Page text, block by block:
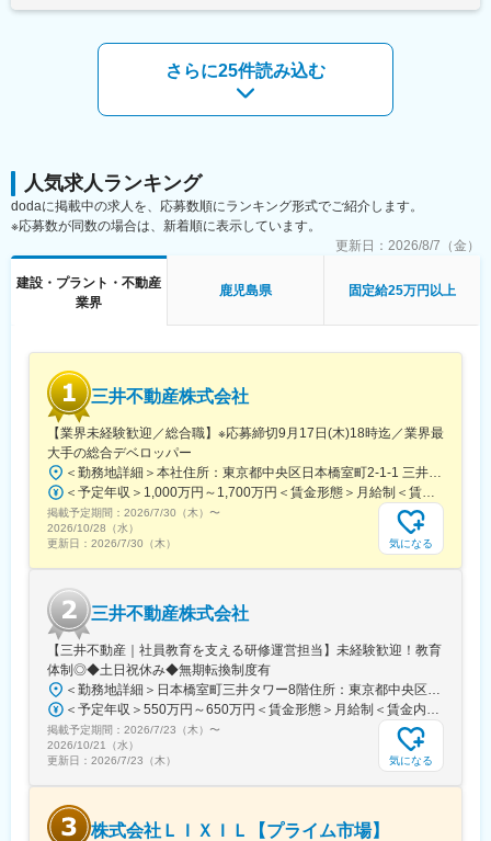
ニーズを第一に考えた設計と、長年培った技術による安心・丁寧
実」をモットーに、施工後のアフターサービスまで責任を持って
対応し、地域からの信頼を積み重ねています。
変更の範囲：会社の定める業務
・マンション：Ko Olina Yanagimaru、MIYAZAKI MIDTOWN
・商業施設：シルバーバック 宮崎昭栄店、ナフコ北都城店
変更の範囲：会社の定める業務
さらに25件読み込む
人気求人ランキング
dodaに掲載中の求人を、応募数順にランキング形式でご紹介します。
※応募数が同数の場合は、新着順に表示しています。
更新日： 2026/8/7（金）
建設・プラント・不動産
業界
鹿児島県 固定給25万円以上
三井不動産株式会社
【業界未経験歓迎／総合職】※応募締切9月17日(木)18時迄／業界最
大手の総合デベロッパー
＜勤務地詳細＞本社住所：東京都中央区日本橋室町2-1-1 三井本館勤務地最寄駅：東京メトロ銀座線・半蔵門線／三越前駅受動喫煙対策：屋内全面禁煙変更の範囲：会社の定める事業所（リモートワーク含む）
＜予定年収＞1,000万円～1,700万円＜賃金形態＞月給制＜賃金内訳＞月額（基本給）：470,000円～800,000円＜月給＞470,000円～800,000円＜昇給有無＞有＜残業手当＞有＜給与補足＞※経験に応ず※上記年収は基礎給与・賞与（2回）を含む。時間外勤務手当・諸手当別途支給。※あくまでモデルケースであり、実際の年収とは異なる可能性があります。処遇条件の詳細は内定後のオファー面談にてご説明いたします。賃金はあくまでも目安の金額であり、選考を通じて上下する可能性があります。月給(月額)は固定手当を含めた表記です。
掲載予定期間： 2026/7/30（木） 〜
2026/10/28（水）
更新日： 2026/7/30（木） 気になる
三井不動産株式会社
【三井不動産｜社員教育を支える研修運営担当】未経験歓迎！教育
体制◎◆土日祝休み◆無期転換制度有
＜勤務地詳細＞日本橋室町三井タワー8階住所：東京都中央区日本橋室町3-2-1 日本橋室町三井タワー8階受動喫煙対策：屋内全面禁煙変更の範囲：会社の定める事業所
＜予定年収＞550万円～650万円＜賃金形態＞月給制＜賃金内訳＞月額（基本給）：343,750円～406,250円＜月給＞343,750円～406,250円＜昇給有無＞無＜残業手当＞有＜給与補足＞※ご経験などを総合的に考慮致します。同社規定に基づき処遇します。昇給なし・賞与あり。（社内登用試験に合格し、無期社員となれば昇給あり。）※残業手当：年収600万円以上の場合は専門手当（20時間相当）あり。賃金はあくまでも目安の金額であり、選考を通じて上下する可能性があります。月給(月額)は固定手当を含めた表記です。
掲載予定期間： 2026/7/23（木） 〜
2026/10/21（水）
更新日： 2026/7/23（木） 気になる
株式会社ＬＩＸＩＬ【プライム市場】